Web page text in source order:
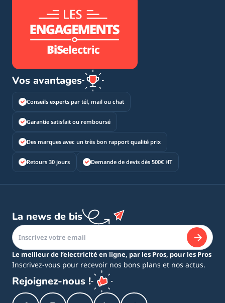
Vos avantages
Conseils experts par tél, mail ou chat
Garantie satisfait ou remboursé
Des marques avec un très bon rapport qualité prix
Retours 30 jours Demande de devis dès 500€ HT
La news de bis
Le meilleur de l’electricité en ligne, par les Pros, pour les Pros
Inscrivez-vous pour recevoir nos bons plans et nos actus.
Rejoignez-nous !